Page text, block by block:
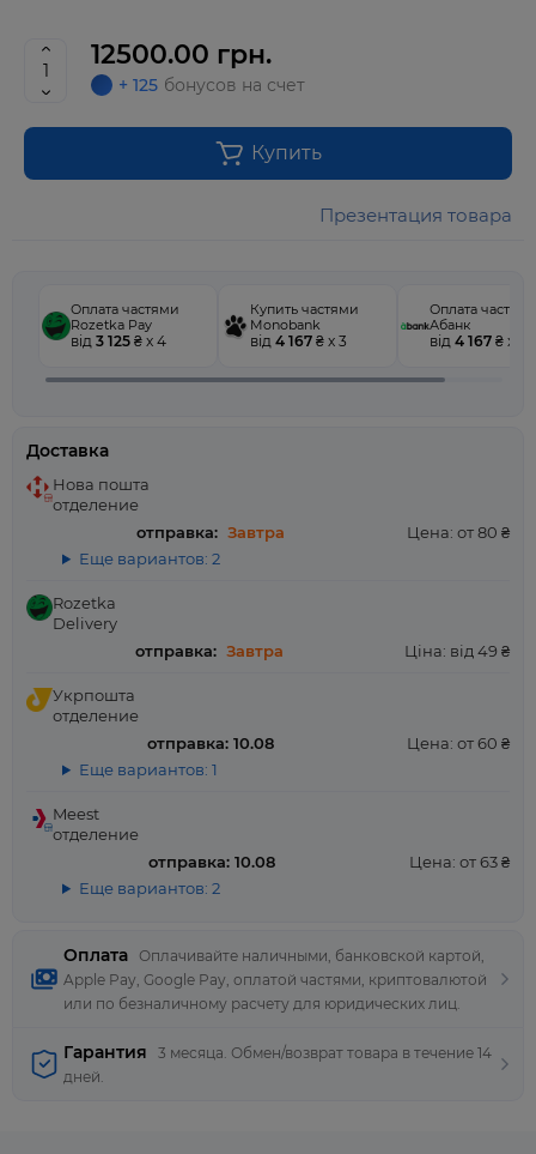
12500.00 грн.
+ 125 бонусов на счет
Купить
Презентация товара
Оплата
Оплачивайте наличными, банковской картой,
Apple Pay, Google Pay, оплатой частями, криптовалютой
или по безналичному расчету для юридических лиц.
Оплата частями
Rozetka Pay
від 3 125 ₴ x 4
Купить частями
Monobank
від 4 167 ₴ x 3
Оплата
Абанк
від 4 167 ₴ x 3
Доставка
Нова пошта
отделение
отправка: Завтра
Цена: от 80 ₴
Еще вариантов: 2
Rozetka
Delivery
отправка: Завтра Ціна: від 49 ₴
Укрпошта
отделение
отправка: 10.08
Цена: от 60 ₴
Еще вариантов: 1
Meest
отделение
отправка: 10.08
Цена: от 63 ₴
Еще вариантов: 2
Гарантия
3 месяца. Обмен/возврат товара в течение 14
дней.